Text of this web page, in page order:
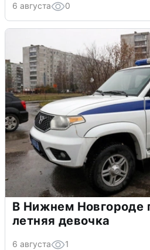
6 августа 0
В Нижнем Новгороде
летняя девочка
6 августа 1